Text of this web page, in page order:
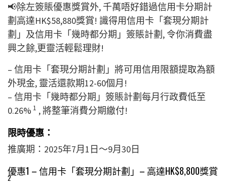
📢除左簽賬優惠獎賞外, 千萬唔好錯過信用卡分期計
劃高達HK$58,880獎賞! 識得用信用卡「套現分期計
劃」及信用卡「幾時都分期」簽賬計劃, 令你消費盡
興之餘,更靈活輕鬆理財!
– 信用卡「套現分期計劃」將可用信用限額提取為額
外現金, 靈活還款期12-60個月!
– 信用卡「幾時都分期」簽賬計劃每月行政費低至
0.26% 1 , 將整筆消費分期繳付!
限時優惠：
推廣期：2025年7月1日～9月30日
優惠1 – 信用卡「套現分期計劃」– 高達HK$8,800獎賞
2